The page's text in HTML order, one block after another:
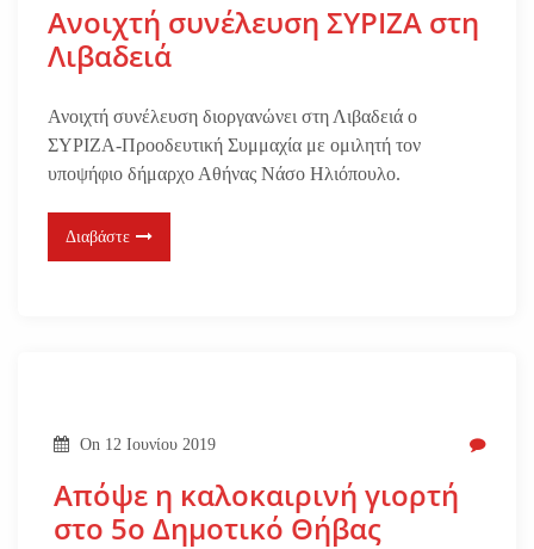
Ανοιχτή συνέλευση ΣΥΡΙΖΑ στη
Λιβαδειά
Ανοιχτή συνέλευση διοργανώνει στη Λιβαδειά ο
ΣΥΡΙΖΑ-Προοδευτική Συμμαχία με ομιλητή τον
υποψήφιο δήμαρχο Αθήνας Νάσο Ηλιόπουλο.
Διαβάστε
On 12 Ιουνίου 2019
Απόψε η καλοκαιρινή γιορτή
στο 5ο Δημοτικό Θήβας